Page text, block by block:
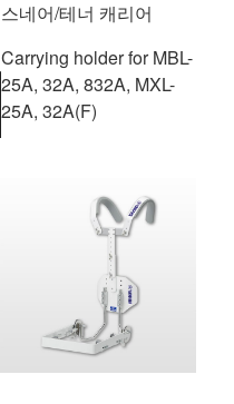
스네어/테너 캐리어
Carrying holder for MBL-
25A, 32A, 832A, MXL-
25A, 32A(F)